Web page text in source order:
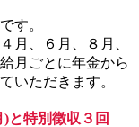
す。
月、６月、８月、
月ごとに年金から
いただきます。
と特別徴収３回